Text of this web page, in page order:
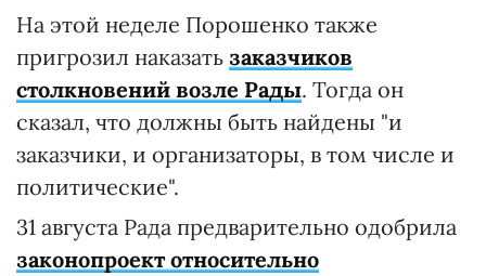
На этой неделе Порошенко также
пригрозил наказать заказчиков
столкновений возле Рады. Тогда он
сказал, что должны быть найдены "и
заказчики, и организаторы, в том числе и
политические".
31 августа Рада предварительно одобрила
законопроект относительно